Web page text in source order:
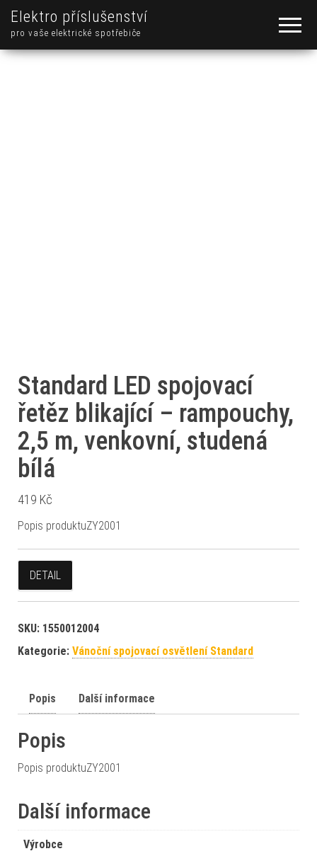
Elektro příslušenství
pro vaše elektrické spotřebiče
Standard LED spojovací
řetěz blikající – rampouchy,
2,5 m, venkovní, studená
bílá
419 Kč
Popis produktuZY2001
DETAIL
SKU: 1550012004
Kategorie: Vánoční spojovací osvětlení Standard
Popis Další informace
Popis
Popis produktuZY2001
Další informace
Výrobce